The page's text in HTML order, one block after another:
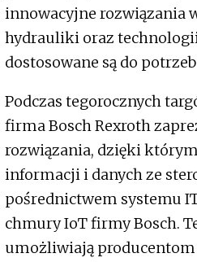
innowacyjne rozwiązania
hydrauliki oraz
dostosowane są do potrzeb
Podczas tegorocznych
firma Bosch Rexroth
rozwiązania, dzięki
informacji i danych ze
pośrednictwem systemu
chmury IoT firmy Bosch.
umożliwiają